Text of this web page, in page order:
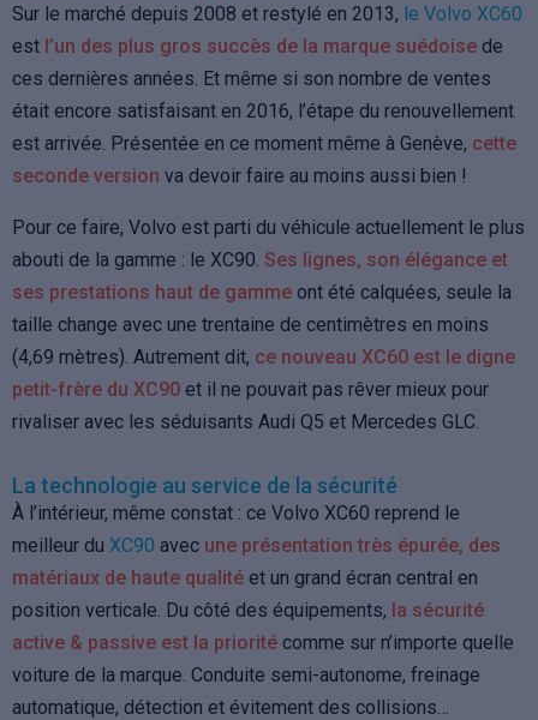
Sur le marché depuis 2008 et restylé en 2013, le Volvo XC60
est l’un des plus gros succès de la marque suédoise de
ces dernières années. Et même si son nombre de ventes
était encore satisfaisant en 2016, l’étape du renouvellement
est arrivée. Présentée en ce moment même à Genève, cette
seconde version va devoir faire au moins aussi bien !
Pour ce faire, Volvo est parti du véhicule actuellement le plus
abouti de la gamme : le XC90. Ses lignes, son élégance et
ses prestations haut de gamme ont été calquées, seule la
taille change avec une trentaine de centimètres en moins
(4,69 mètres). Autrement dit, ce nouveau XC60 est le digne
petit-frère du XC90 et il ne pouvait pas rêver mieux pour
rivaliser avec les séduisants Audi Q5 et Mercedes GLC.
La technologie au service de la sécurité
À l’intérieur, même constat : ce Volvo XC60 reprend le
meilleur du XC90 avec une présentation très épurée, des
matériaux de haute qualité et un grand écran central en
position verticale. Du côté des équipements, la sécurité
active & passive est la priorité comme sur n’importe quelle
voiture de la marque. Conduite semi-autonome, freinage
automatique, détection et évitement des collisions…